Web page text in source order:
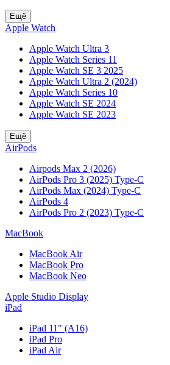
Ещё
Apple Watch
Apple Watch Ultra 3
Apple Watch Series 11
Apple Watch SE 3 2025
Apple Watch Ultra 2 (2024)
Apple Watch Series 10
Apple Watch SE 2024
Apple Watch SE 2023
Ещё
AirPods
Airpods Max 2 (2026)
AirPods Pro 3 (2025) Type-C
AirPods Max (2024) Type-C
AirPods 4
AirPods Pro 2 (2023) Type-C
MacBook
MacBook Air
MacBook Pro
MacBook Neo
Apple Studio Display
iPad
iPad 11" (A16)
iPad Pro
iPad Air